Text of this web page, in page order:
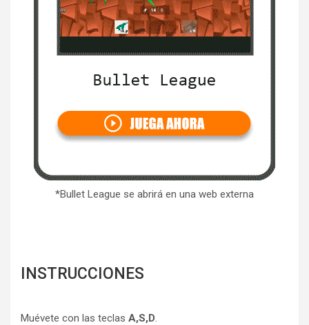
*Bullet League se abrirá en una web externa
INSTRUCCIONES
Muévete con las teclas A,S,D.